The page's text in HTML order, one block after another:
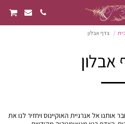
צדף אבלון
אבלון
אותנו אל אנרגיית האוקיינוס ויחזיר לנו את